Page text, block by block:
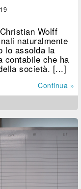
Wolff
naturalmente
lo assolda la
contabile che ha
società. [...]
Continua »